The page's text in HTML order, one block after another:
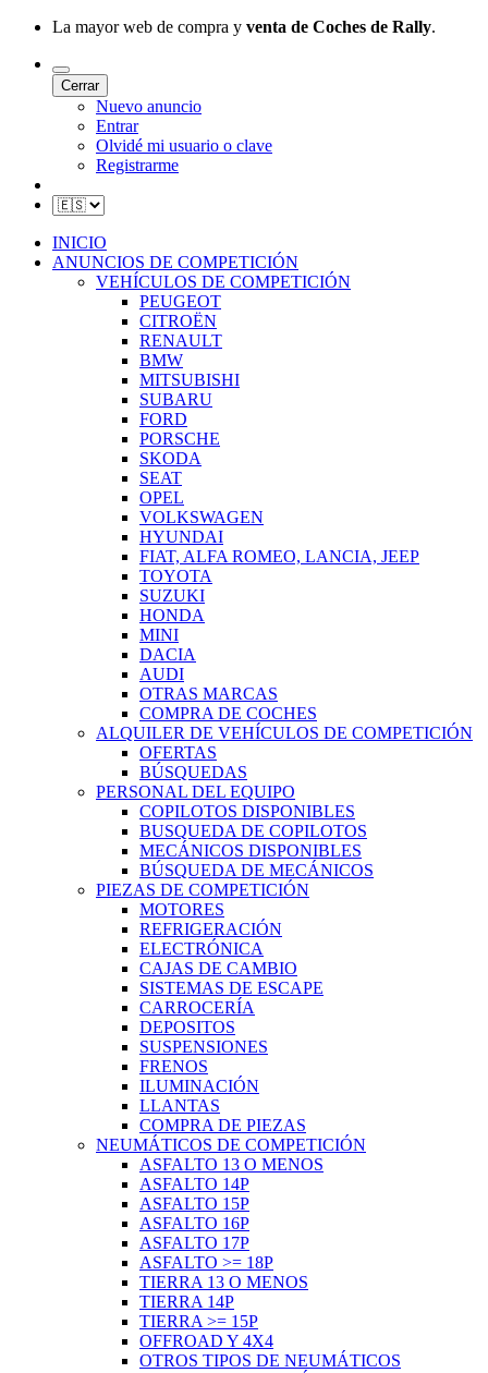
La mayor web de compra y venta de Coches de Rally.
Cerrar
Nuevo anuncio
Entrar
Olvidé mi usuario o clave
Registrarme
INICIO
ANUNCIOS DE COMPETICIÓN
VEHÍCULOS DE COMPETICIÓN
PEUGEOT
CITROËN
RENAULT
BMW
MITSUBISHI
SUBARU
FORD
PORSCHE
SKODA
SEAT
OPEL
VOLKSWAGEN
HYUNDAI
FIAT, ALFA ROMEO, LANCIA, JEEP
TOYOTA
SUZUKI
HONDA
MINI
DACIA
AUDI
OTRAS MARCAS
COMPRA DE COCHES
ALQUILER DE VEHÍCULOS DE COMPETICIÓN
OFERTAS
BÚSQUEDAS
PERSONAL DEL EQUIPO
COPILOTOS DISPONIBLES
BUSQUEDA DE COPILOTOS
MECÁNICOS DISPONIBLES
BÚSQUEDA DE MECÁNICOS
PIEZAS DE COMPETICIÓN
MOTORES
REFRIGERACIÓN
ELECTRÓNICA
CAJAS DE CAMBIO
SISTEMAS DE ESCAPE
CARROCERÍA
DEPOSITOS
SUSPENSIONES
FRENOS
ILUMINACIÓN
LLANTAS
COMPRA DE PIEZAS
NEUMÁTICOS DE COMPETICIÓN
ASFALTO 13 O MENOS
ASFALTO 14P
ASFALTO 15P
ASFALTO 16P
ASFALTO 17P
ASFALTO >= 18P
TIERRA 13 O MENOS
TIERRA 14P
TIERRA >= 15P
OFFROAD Y 4X4
OTROS TIPOS DE NEUMÁTICOS